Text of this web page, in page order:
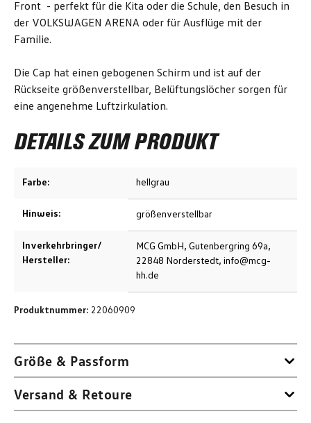
Front - perfekt für die Kita oder die Schule, den Besuch in
der VOLKSWAGEN ARENA oder für Ausflüge mit der
Familie.
Die Cap hat einen gebogenen Schirm und ist auf der
Rückseite größenverstellbar, Belüftungslöcher sorgen für
eine angenehme Luftzirkulation.
DETAILS ZUM PRODUKT
Farbe: hellgrau
Hinweis: größenverstellbar
Inverkehrbringer/
Hersteller:
MCG GmbH, Gutenbergring 69a,
22848 Norderstedt, info@mcg-
hh.de
Produktnummer: 22060909
Größe & Passform
Versand & Retoure